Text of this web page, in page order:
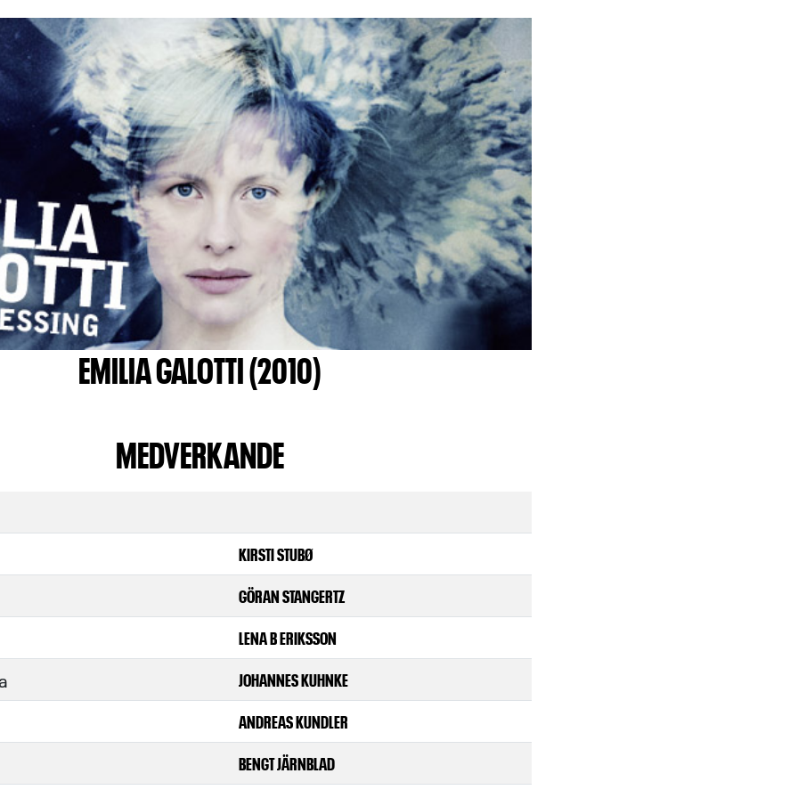
EMILIA GALOTTI (2010)
MEDVERKANDE
KIRSTI STUBØ
GÖRAN STANGERTZ
LENA B ERIKSSON
JOHANNES KUHNKE
ANDREAS KUNDLER
BENGT JÄRNBLAD